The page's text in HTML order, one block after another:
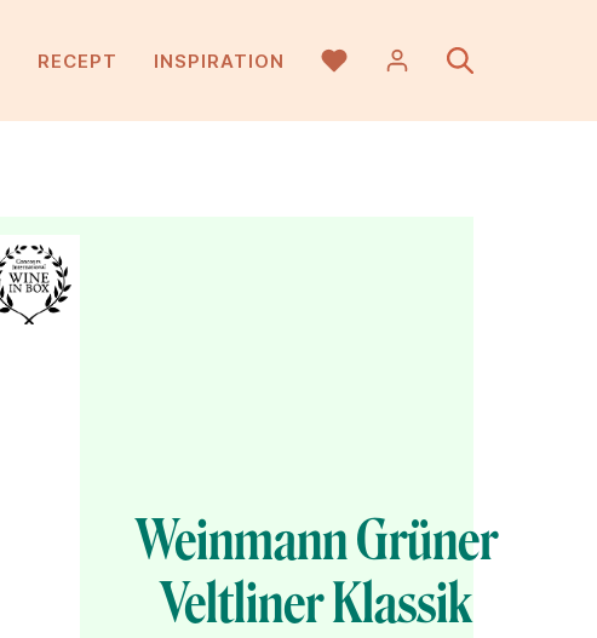
RECEPT INSPIRATION
Weinmann Grüner
Veltliner Klassik